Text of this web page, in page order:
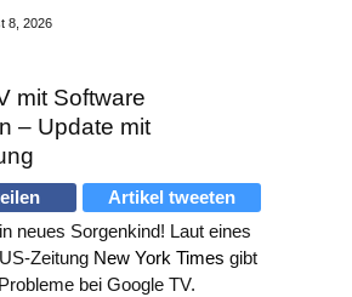
8, 2026
mit Software
– Update mit
Artikel tweeten
neues Sorgenkind! Laut eines
Zeitung New York Times gibt
bei Google TV.